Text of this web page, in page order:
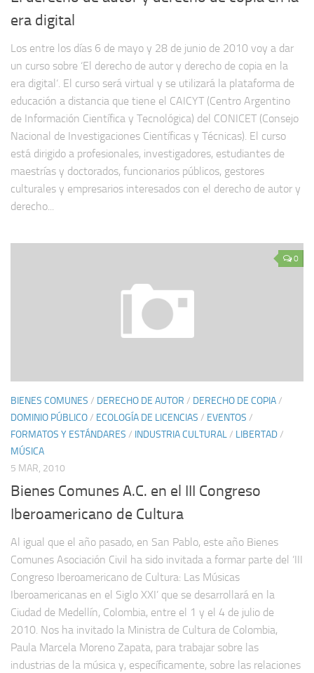
era digital
Los entre los días 6 de mayo y 28 de junio de 2010 voy a dar
un curso sobre ‘El derecho de autor y derecho de copia en la
era digital‘. El curso será virtual y se utilizará la plataforma de
educación a distancia que tiene el CAICYT (Centro Argentino
de Información Científica y Tecnológica) del CONICET (Consejo
Nacional de Investigaciones Científicas y Técnicas). El curso
está dirigido a profesionales, investigadores, estudiantes de
maestrías y doctorados, funcionarios públicos, gestores
culturales y empresarios interesados con el derecho de autor y
derecho...
0
BIENES COMUNES / DERECHO DE AUTOR / DERECHO DE COPIA/
DOMINIO PÚBLICO/ ECOLOGÍA DE LICENCIAS / EVENTOS /
FORMATOS Y ESTÁNDARES / INDUSTRIA CULTURAL/ LIBERTAD/
MÚSICA
5 MAR, 2010
Bienes Comunes A.C. en el III Congreso
Iberoamericano de Cultura
Al igual que el año pasado, en San Pablo, este año Bienes
Comunes Asociación Civil ha sido invitada a formar parte del ‘III
Congreso Iberoamericano de Cultura: Las Músicas
Iberoamericanas en el Siglo XXI’ que se desarrollará en la
Ciudad de Medellín, Colombia, entre el 1 y el 4 de julio de
2010. Nos ha invitado la Ministra de Cultura de Colombia,
Paula Marcela Moreno Zapata, para trabajar sobre las
industrias de la música y, específicamente, sobre las relaciones